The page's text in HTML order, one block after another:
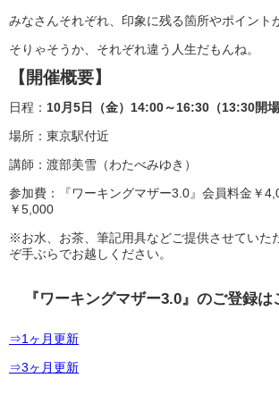
みなさんそれぞれ、印象に残る箇所やポイント
そりゃそうか、それぞれ違う人生だもんね。
【開催概要】
日程： 10月5日（金）14:00～16:30（13:30開場
場所：東京駅付近
講師：渡部美雪（わたべみゆき）
参加費：『ワーキングマザー3.0』会員料金￥
￥5,000
※お水、お茶、筆記用具などご提供させていた
ぞ手ぶらでお越しください。
『ワーキングマザー3.0』のご登録は
⇒1ヶ月更新
⇒3ヶ月更新